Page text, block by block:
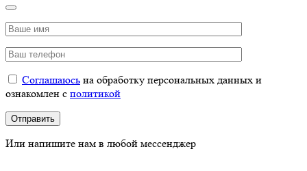
Соглашаюсь на обработку персональных данных и
ознакомлен с политикой
Или напишите нам в любой мессенджер